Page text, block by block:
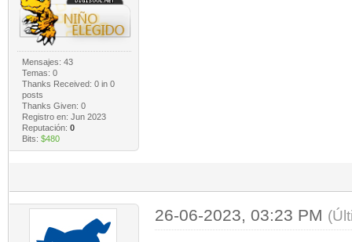
Mensajes: 43
Temas: 0
Thanks Received: 0in 0
posts
Thanks Given: 0
Registro en: Jun 2023
Reputación: 0
Bits: $480
26-06-2023, 03:23 PM